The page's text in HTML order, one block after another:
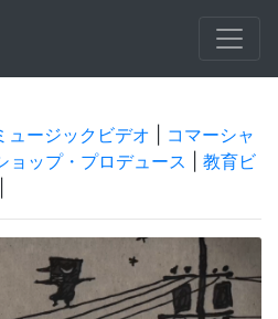
ュージックビデオ
コマーシャ
ョップ・プロデュース
教育ビ